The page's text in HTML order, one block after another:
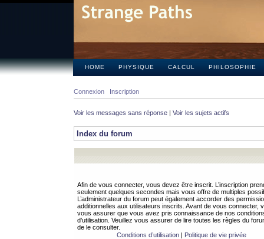
HOME PHYSIQUE CALCUL PHILOSOPHIE
Connexion Inscription
Voir les messages sans réponse | Voir les sujets actifs
Index du forum
Afin de vous connecter, vous devez être inscrit. L’inscription
seulement quelques secondes mais vous offre de multiples
L’administrateur du forum peut également accorder des
additionnelles aux utilisateurs inscrits. Avant de vous connecter,
vous assurer que vous avez pris connaissance de nos
d’utilisation. Veuillez vous assurer de lire toutes les règles du
de le consulter.
Conditions d’utilisation| Politique de vie privée